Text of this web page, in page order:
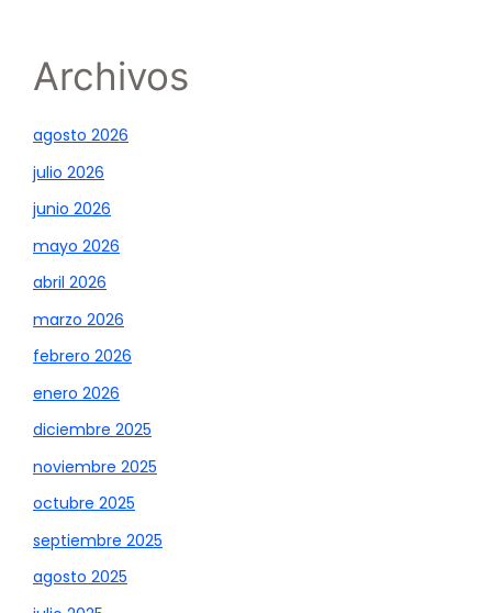
Archivos
agosto 2026
julio 2026
junio 2026
mayo 2026
abril 2026
marzo 2026
febrero 2026
enero 2026
diciembre 2025
noviembre 2025
octubre 2025
septiembre 2025
agosto 2025